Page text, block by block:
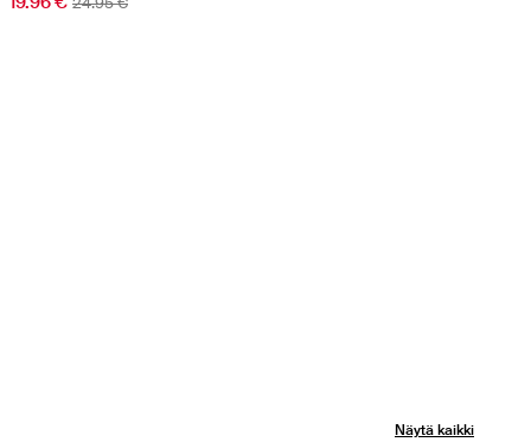
Näytä kaikki